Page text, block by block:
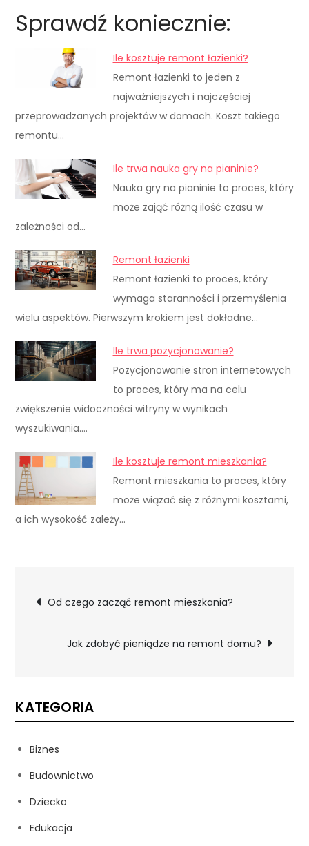
Sprawdź koniecznie:
Ile kosztuje remont łazienki?
Remont łazienki to jeden z
najważniejszych i najczęściej
przeprowadzanych projektów w domach. Koszt takiego
remontu…
Ile trwa nauka gry na pianinie?
Nauka gry na pianinie to proces, który
może zająć różną ilość czasu w
zależności od…
Remont łazienki
Remont łazienki to proces, który
wymaga staranności i przemyślenia
wielu aspektów. Pierwszym krokiem jest dokładne…
Ile trwa pozycjonowanie?
Pozycjonowanie stron internetowych
to proces, który ma na celu
zwiększenie widoczności witryny w wynikach
wyszukiwania.…
Ile kosztuje remont mieszkania?
Remont mieszkania to proces, który
może wiązać się z różnymi kosztami,
a ich wysokość zależy…
Nawigacja
wpisu
Od czego zacząć remont mieszkania?
Jak zdobyć pieniądze na remont domu?
KATEGORIA
Biznes
Budownictwo
Dziecko
Edukacja